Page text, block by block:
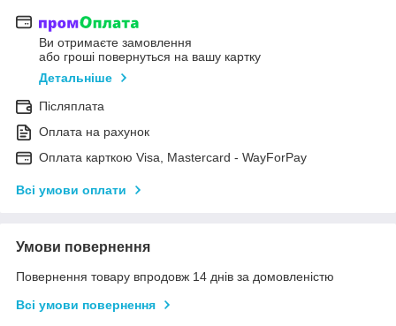
Ви отримаєте замовлення
або гроші повернуться на вашу картку
Детальніше
Післяплата
Оплата на рахунок
Оплата карткою Visa, Mastercard - WayForPay
Всі умови оплати
Умови повернення
Повернення товару впродовж 14 днів за домовленістю
Всі умови повернення